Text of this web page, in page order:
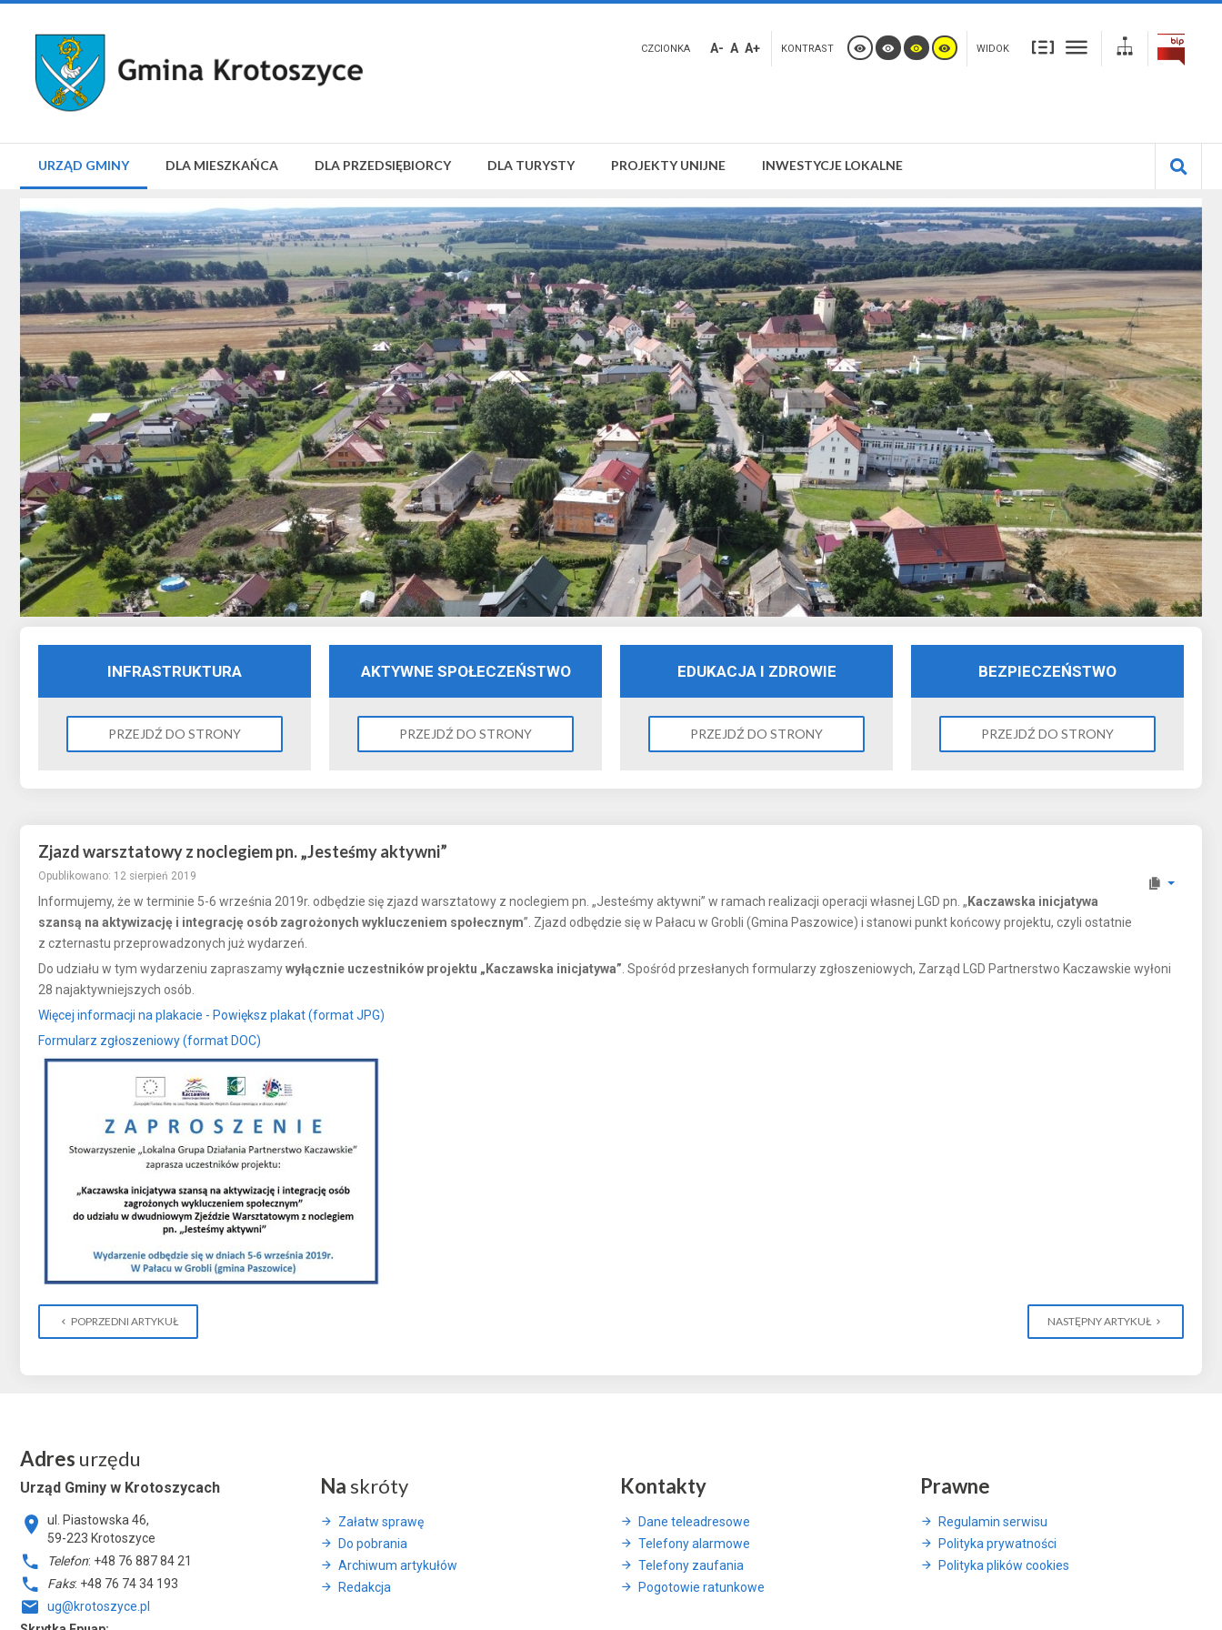
CZCIONKA A- A A+ KONTRAST WIDOK
URZĄD GMINY DLA MIESZKAŃCA DLA PRZEDSIĘBIORCY DLA TURYSTY PROJEKTY UNIJNE INWESTYCJE LOKALNE
INFRASTRUKTURA
PRZEJDŹ DO STRONY
AKTYWNE SPOŁECZEŃSTWO
PRZEJDŹ DO STRONY
EDUKACJA I ZDROWIE
PRZEJDŹ DO STRONY
BEZPIECZEŃSTWO
PRZEJDŹ DO STRONY
Zjazd warsztatowy z noclegiem pn. „Jesteśmy aktywni”
Opublikowano: 12 sierpień 2019
Informujemy, że w terminie 5-6 września 2019r. odbędzie się zjazd warsztatowy z noclegiem pn. „Jesteśmy aktywni” w ramach realizacji operacji własnej LGD pn. „ Kaczawska inicjatywa
szansą na aktywizację i integrację osób zagrożonych wykluczeniem społecznym”. Zjazd odbędzie się w Pałacu w Grobli (Gmina Paszowice) i stanowi punkt końcowy projektu, czyli ostatnie
z czternastu przeprowadzonych już wydarzeń.
Do udziału w tym wydarzeniu zapraszamywyłącznie uczestników projektu „Kaczawska inicjatywa”. Spośród przesłanych formularzy zgłoszeniowych, Zarząd LGD Partnerstwo Kaczawskie wyłoni
28 najaktywniejszych osób.
Więcej informacji na plakacie - Powiększ plakat (format JPG)
Formularz zgłoszeniowy (format DOC)
POPRZEDNI ARTYKUŁ NASTĘPNY ARTYKUŁ
Adres urzędu
Urząd Gminy w Krotoszycach
ul. Piastowska 46,
59-223 Krotoszyce
Telefon: +48 76 887 84 21
Faks: +48 76 74 34 193
ug@krotoszyce.pl
Na skróty
Załatw sprawę
Do pobrania
Archiwum artykułów
Redakcja
Kontakty
Dane teleadresowe
Telefony alarmowe
Telefony zaufania
Pogotowie ratunkowe
Prawne
Regulamin serwisu
Polityka prywatności
Polityka plików cookies